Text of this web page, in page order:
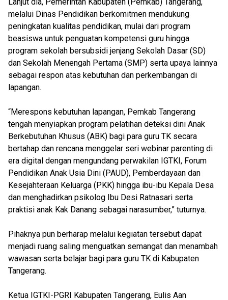
melalui Dinas Pendidikan berkomitmen mendukung
peningkatan kualitas pendidikan, mulai dari program
beasiswa untuk penguatan kompetensi guru hingga
program sekolah bersubsidi jenjang Sekolah Dasar (SD)
dan Sekolah Menengah Pertama (SMP) serta upaya lainnya
sebagai respon atas kebutuhan dan perkembangan di
lapangan.
“Merespons kebutuhan lapangan, Pemkab Tangerang
tengah menyiapkan program pelatihan deteksi dini Anak
Berkebutuhan Khusus (ABK) bagi para guru TK secara
bertahap dan rencana menggelar seri webinar parenting di
era digital dengan mengundang perwakilan IGTKI, Forum
Pendidikan Anak Usia Dini (PAUD), Pemberdayaan dan
Kesejahteraan Keluarga (PKK) hingga ibu-ibu Kepala Desa
dan menghadirkan psikolog Ibu Desi Ratnasari serta
praktisi anak Kak Danang sebagai narasumber,” tuturnya.
Pihaknya pun berharap melalui kegiatan tersebut dapat
menjadi ruang saling menguatkan semangat dan menambah
wawasan serta belajar bagi para guru TK di Kabupaten
Tangerang.
Ketua IGTKI-PGRI Kabupaten Tangerang, Eulis Aan